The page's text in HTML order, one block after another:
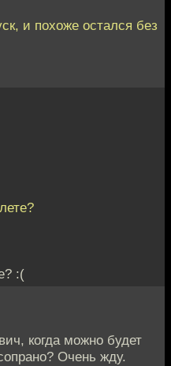
и похоже остался без
:(
когда можно будет
Очень жду.